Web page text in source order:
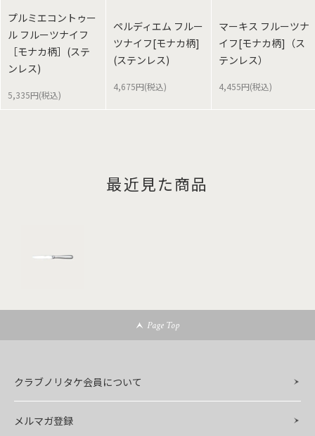
プルミエコントゥー
ル フルーツナイフ
［モナカ柄］(ステ
ンレス)
5,335円(税込)
ペルディエム フルー
ツナイフ[モナカ柄]
(ステンレス)
4,675円(税込)
マーキス フルーツナ
イフ[モナカ柄]（ス
テンレス）
4,455円(税込)
最近見た商品
Page Top
クラブノリタケ会員について
メルマガ登録